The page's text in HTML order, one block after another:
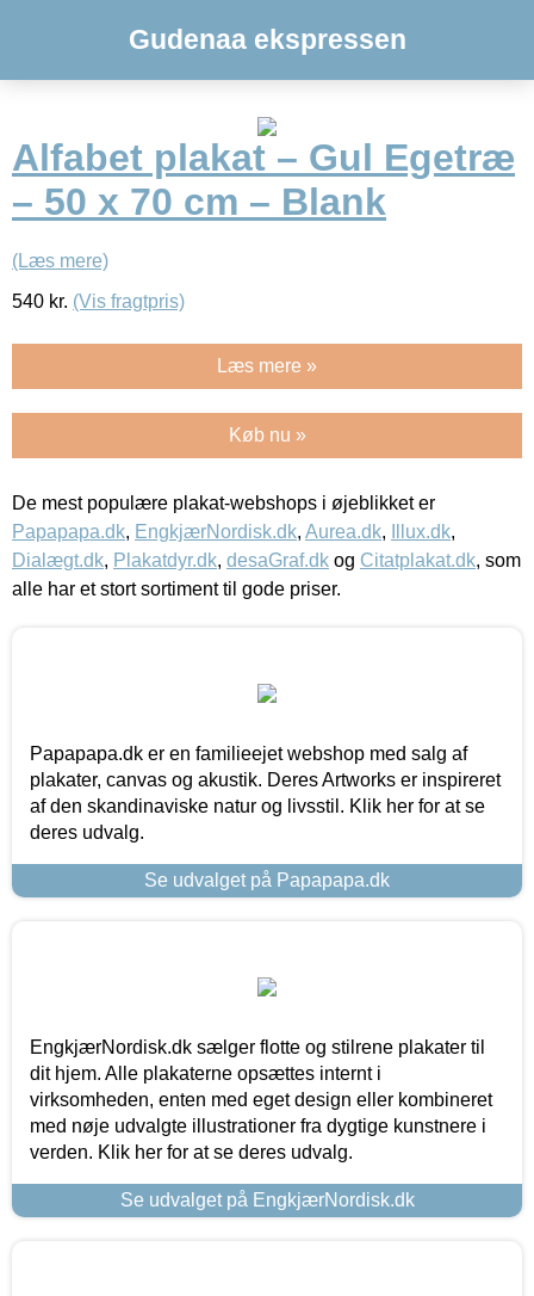
Gudenaa ekspressen
Alfabet plakat – Gul Egetræ
– 50 x 70 cm – Blank
(Læs mere)
540 kr. (Vis fragtpris)
Læs mere »
Køb nu »
De mest populære plakat-webshops i øjeblikket er
Papapapa.dk, EngkjærNordisk.dk, Aurea.dk, Illux.dk,
Dialægt.dk, Plakatdyr.dk, desaGraf.dk og Citatplakat.dk, som
alle har et stort sortiment til gode priser.
Papapapa.dk er en familieejet webshop med salg af
plakater, canvas og akustik. Deres Artworks er inspireret
af den skandinaviske natur og livsstil. Klik her for at se
deres udvalg.
Se udvalget på Papapapa.dk
EngkjærNordisk.dk sælger flotte og stilrene plakater til
dit hjem. Alle plakaterne opsættes internt i
virksomheden, enten med eget design eller kombineret
med nøje udvalgte illustrationer fra dygtige kunstnere i
verden. Klik her for at se deres udvalg.
Se udvalget på EngkjærNordisk.dk